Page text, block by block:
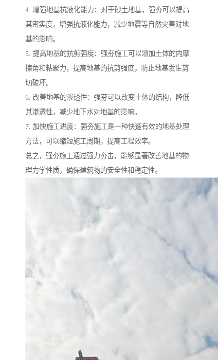
4. 增强地基抗液化能力：对于砂土地基，强夯可以提高
其密实度，增强抗液化能力，减少地震等自然灾害对地
基的影响。
5. 提高地基的抗剪强度：强夯施工可以增加土体的内摩
擦角和粘聚力，提高地基的抗剪强度，防止地基发生剪
切破坏。
6. 改善地基的渗透性：强夯可以改变土体的结构，降低
其渗透性，减少地下水对地基的影响。
7. 加快施工进度：强夯施工是一种快速有效的地基处理
方法，可以缩短施工周期，提高工程效率。
总之，强夯施工通过强力夯击，能够显著改善地基的物
理力学性质，确保建筑物的安全性和稳定性。